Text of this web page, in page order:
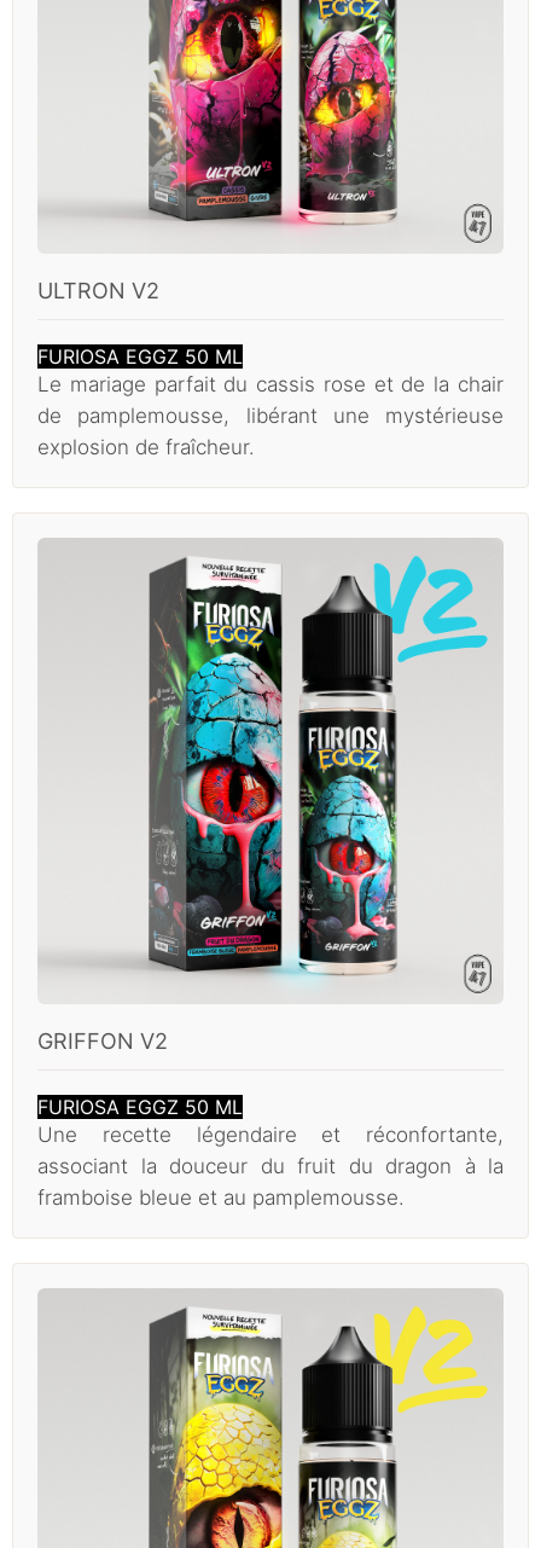
ULTRON V2
FURIOSA EGGZ 50 ML
Le mariage parfait du cassis rose et de la chair
de pamplemousse, libérant une mystérieuse
explosion de fraîcheur.
GRIFFON V2
FURIOSA EGGZ 50 ML
Une recette légendaire et réconfortante,
associant la douceur du fruit du dragon à la
framboise bleue et au pamplemousse.